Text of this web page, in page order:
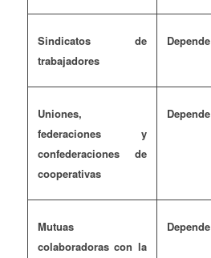
Sindicatos de
trabajadores
Depende
Uniones,
federaciones y
confederaciones de
cooperativas
Depende
Mutuas
colaboradoras con la
Depende